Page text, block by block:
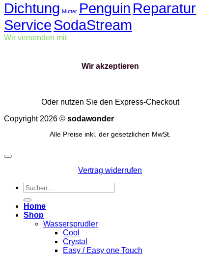
Dichtung Mutter Penguin Reparatur
ServiceSodaStream
Wir versenden mit
Wir akzeptieren
Oder nutzen Sie den Express-Checkout
Copyright 2026 © sodawonder
Alle Preise inkl. der gesetzlichen MwSt.
Vertrag widerrufen
Suchen
nach:
Home
Shop
Wassersprudler
Cool
Crystal
Easy / Easy one Touch